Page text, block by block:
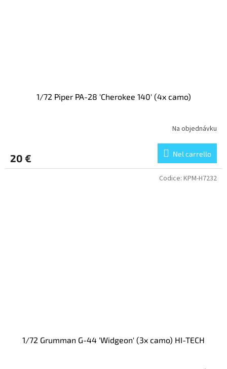
1/72 Piper PA-28 'Cherokee 140' (4x camo)
Na objednávku
20 € Nel carrello
1/72 Grumman G-44 'Widgeon' (3x camo) HI-TECH
Codice: KPM-H7232